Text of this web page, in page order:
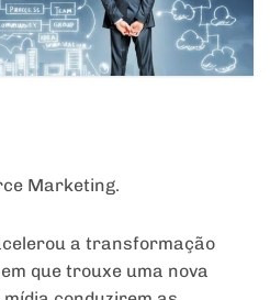
Marketing.
a transformação
que trouxe uma nova